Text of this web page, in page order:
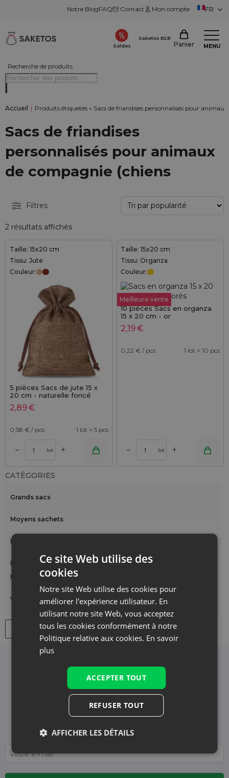
Notre BlogFAQ Contact Mon compte FR
Recherche de produits
Soldes
Saketos B2B
Panier MENU
Accueil | Produits étiquetés « Sacs de friandises personnalisés pour
Sacs de friandises
personnalisés pour animaux
de compagnie (chiens
Filtres
2 résultats affichés
Taille: 15x20 cm
Tissu: Jute
Couleur:
5 pièces Sacs de jute 15 x
20 cm - naturelle foncé
2,89€
0,58 € / pcs 1 lot = 5 pcs
– lot +
Taille: 15x20 cm
Tissu: Organza
Couleur:
Meilleure vente
10 pièces Sacs en organza
15 x 20 cm - or
2,19€
0,22 € / pcs 1 lot = 10 pcs
– lot +
CATÉGORIES
Grands sacs
Moyens sachets
Petits sachets
Pochette métallique
Pour fêtes et occasions spéciales
Voir plus
Filtres
Newsletter
Inscrivez-vous à la newsletter et restez informé
des dernières actualités et offres
Nous vous informons et vous montrons les
régulièrement !
Ce site Web utilise des
cookies
Notre site Web utilise des cookies pour
améliorer l'expérience utilisateur. En
utilisant notre site Web, vous acceptez
tous les cookies conformément à notre
Politique relative aux cookies. En savoir
plus
ACCEPTER TOUT
REFUSER TOUT
AFFICHER LES DÉTAILS